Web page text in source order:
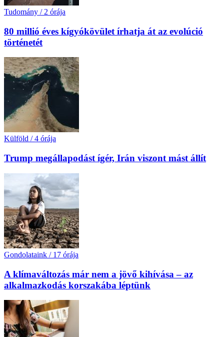
Tudomány / 2 órája
80 millió éves kígyókövület írhatja át az evolúció
történetét
Külföld / 4 órája
Trump megállapodást ígér, Irán viszont mást állít
Gondolataink / 17 órája
A klímaváltozás már nem a jövő kihívása – az
alkalmazkodás korszakába léptünk